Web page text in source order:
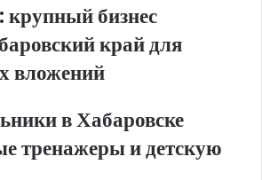
бизнес
край для
вложений
в Хабаровске
тренажеры и детскую